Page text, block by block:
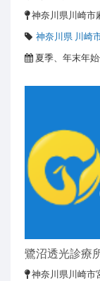
神奈川県川崎市
神奈川県 川崎
夏季、年末年
鷺沼透光診療
神奈川県川崎市